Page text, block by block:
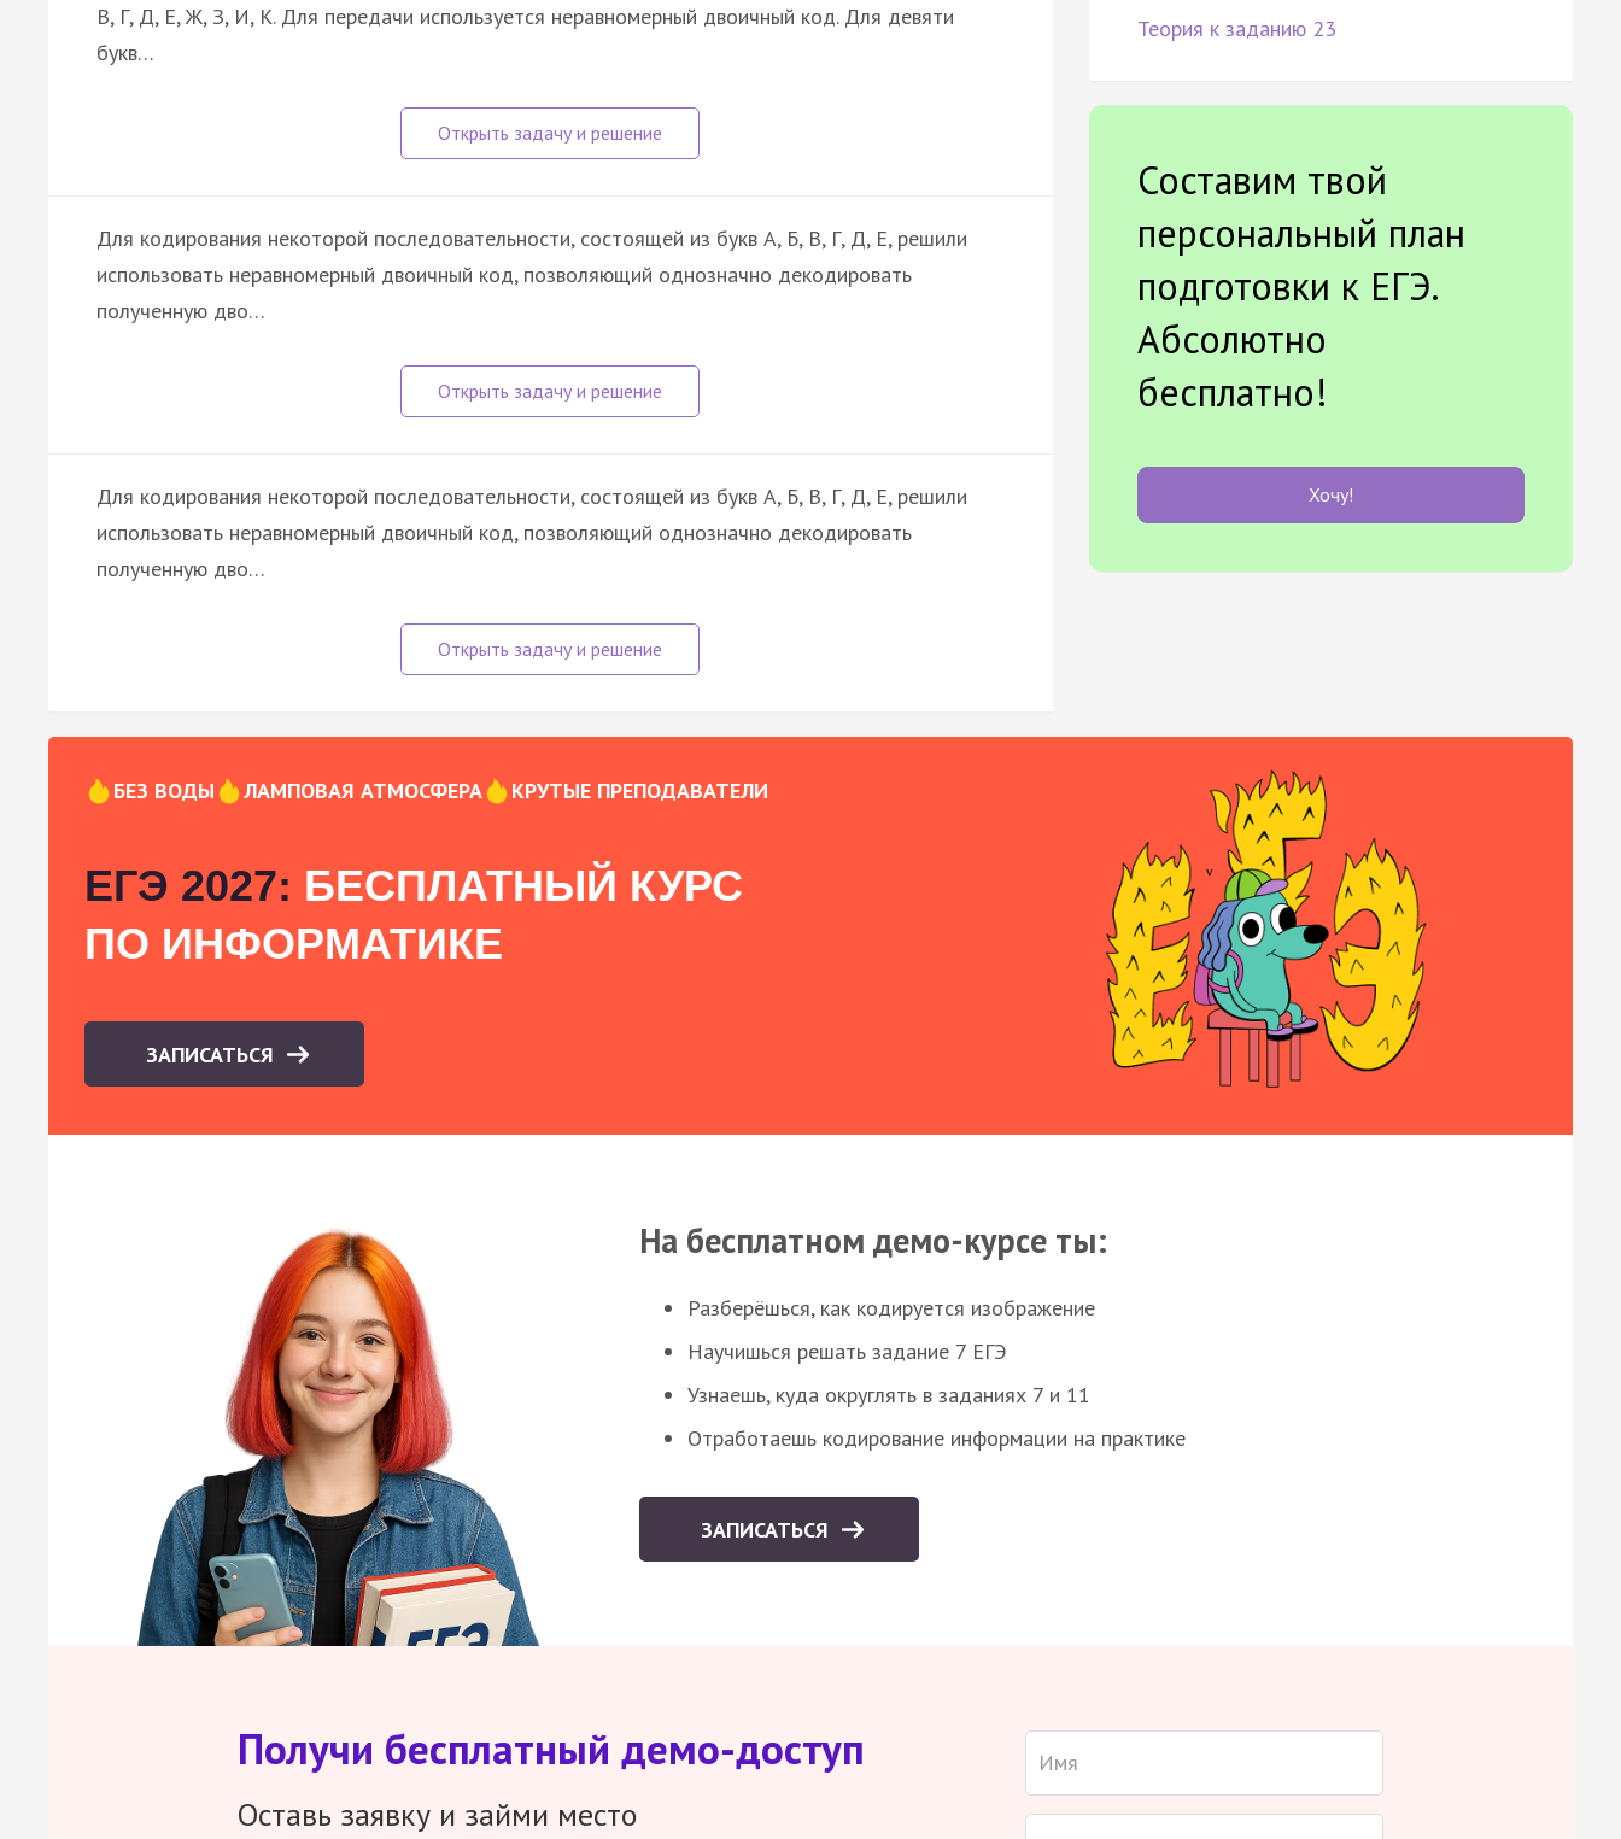
В, Г, Д, Е, Ж, З, И, К. Для передачи используется неравномерный двоичный код. Для девяти
букв…
Для кодирования некоторой последовательности, состоящей из букв А, Б, В, Г, Д, Е, решили
использовать неравномерный двоичный код, позволяющий однозначно декодировать
полученную дво…
Для кодирования некоторой последовательности, состоящей из букв А, Б, В, Г, Д, Е, решили
использовать неравномерный двоичный код, позволяющий однозначно декодировать
полученную дво…
Теория к заданию 23
Составим твой
персональный план
подготовки к ЕГЭ.
Абсолютно
бесплатно!
Хочу!
БЕЗ ВОДЫ ЛАМПОВАЯ АТМОСФЕРА КРУТЫЕ ПРЕПОДАВАТЕЛИ
ЕГЭ 2027: БЕСПЛАТНЫЙ КУРС
ПО ИНФОРМАТИКЕ
ЗАПИСАТЬСЯ
На бесплатном демо-курсе ты:
Разберёшься, как кодируется изображение
Научишься решать задание 7 ЕГЭ
Узнаешь, куда округлять в заданиях 7 и 11
Отработаешь кодирование информации на практике
ЗАПИСАТЬСЯ
Получи бесплатный демо-доступ
Оставь заявку и займи место